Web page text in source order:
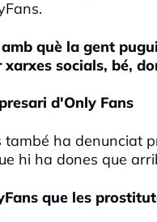
què la gent
socials, bé,
d'Only Fans
també ha denunciat
hi ha dones que
que les